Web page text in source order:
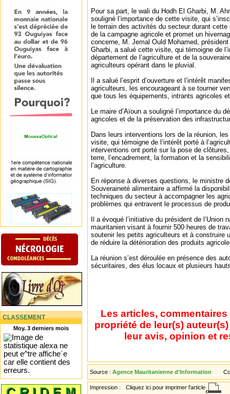
CLASSEMENT
Moy. 3 derniers mois
Pour sa part, le wali du Hodh El Gharbi, M.
souligné l’importance de cette visite, qui
le terrain des activités du secteur durant cette
de la campagne agricole et promet un
concerne, M. Jemal Ould Mohamed,
Gharbi, a salué cette visite, qui témoigne de
département de l’agriculture et de la
agriculteurs opérant dans le pluvial.
Il a salué l’esprit d’ouverture et l’intérêt
agriculteurs, les encourageant à se tourner
que tous les équipements, intrants agricoles
Le maire d’Aïoun a souligné l’importance du
agricoles et de la préservation des
Dans leurs interventions lors de la réunion,
visite, qui témoigne de l’intérêt porté à
interventions ont porté sur la pose de
terre, l’encadrement, la formation et la
l’agriculture.
En réponse à diverses questions, le ministre
Souveraineté alimentaire a affirmé la
techniques du secteur à accompagner les
problèmes qui entravent le processus de
Il a évoqué l’initiative du président de l’Union
mauritanien visant à fournir 500 heures de
soutenir les petits agriculteurs et à construire
de réduire la détérioration des produits
La réunion s’est déroulée en présence des
sécuritaires, des élus locaux et plusieurs
Les articles,
propriété de leur(s)
leur avis, opinion et
Source : Agence Mauritanienne d'Information
Impression : Cliquez ici pour imprimer l'article